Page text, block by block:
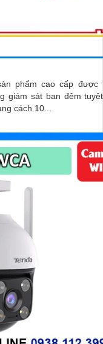
phẩm cao cấp được
giám sát ban đêm
cách 10...